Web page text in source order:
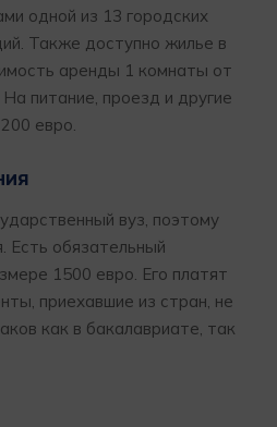
одной из 13 городских
Также доступно жилье в
аренды 1 комнаты от
питание, проезд и другие
евро.
вуз, поэтому
Есть обязательный
1500 евро. Его платят
приехавшие из стран, не
как в бакалавриате, так